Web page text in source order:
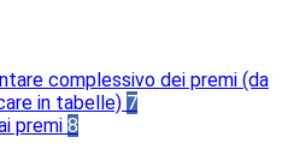
complessivo dei premi (da
in tabelle) 7
premi 8